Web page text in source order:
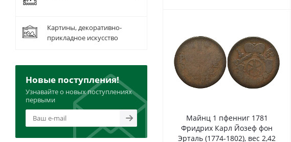
Майнц 1 пфенниг 1781
Фридрих Карл Йозеф фон
Эрталь (1774-1802), вес 2,42
Картины, декоративно-
прикладное искусство
Новые поступления!
Узнавайте о новых поступлениях
первыми